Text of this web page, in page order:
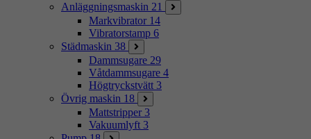
Anläggningsmaskin 21
Markvibrator 14
Vibratorstamp 6
Städmaskin 38
Dammsugare 29
Våtdammsugare 4
Högtryckstvätt 3
Övrig maskin 18
Mattstripper 3
Vakuumlyft 3